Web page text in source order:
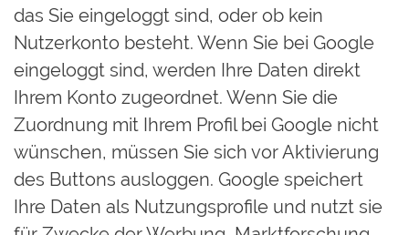
das Sie eingeloggt sind, oder ob kein
Nutzerkonto besteht. Wenn Sie bei Google
eingeloggt sind, werden Ihre Daten direkt
Ihrem Konto zugeordnet. Wenn Sie die
Zuordnung mit Ihrem Profil bei Google nicht
wünschen, müssen Sie sich vor Aktivierung
des Buttons ausloggen. Google speichert
Ihre Daten als Nutzungsprofile und nutzt sie